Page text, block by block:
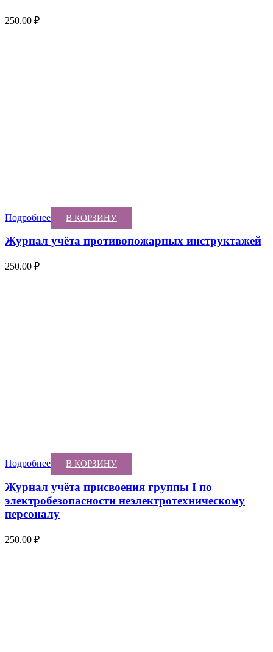
250.00 ₽
Подробнее В КОРЗИНУ
Журнал учёта противопожарных инструктажей
250.00 ₽
Подробнее В КОРЗИНУ
Журнал учёта присвоения группы I по
электробезопасности неэлектротехническому
персоналу
250.00 ₽